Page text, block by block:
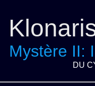
Mystère II:
DU